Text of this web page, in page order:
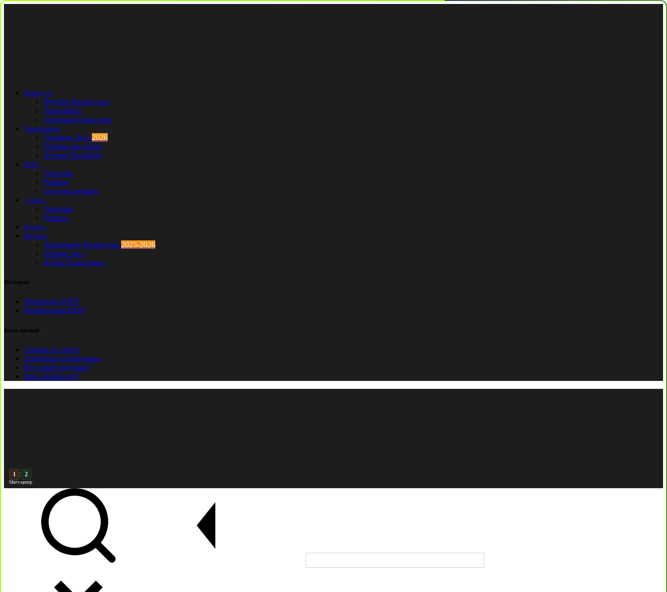
Новости
Футбол Казахстана
Трансферы
Сборная Казахстана
Трансферы
Премьер Лига2026
Первая лига2026
Вторая Лига2026
КПЛ
Тренеры
Рефери
Составы команд
1 Лига
Тренеры
Рефери
Клубы
Футзал
Чемпионат Казахстана2025-2026
Первая лига
Кубок Казахстана
История
Чемпионы КПЛ
Бомбардиры КПЛ
База знаний
Ставки на спорт
Причины и симптомы
Кто такой лудоман?
Как избавиться?
2 : 2
Матч-центр